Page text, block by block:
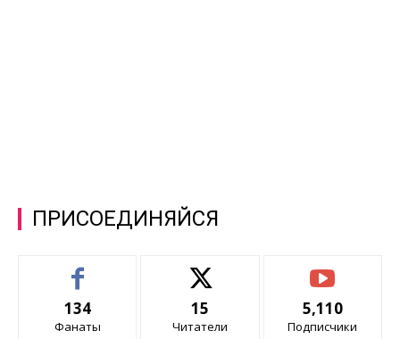
ПРИСОЕДИНЯЙСЯ
134
Фанаты
15
Читатели
5,110
Подписчики